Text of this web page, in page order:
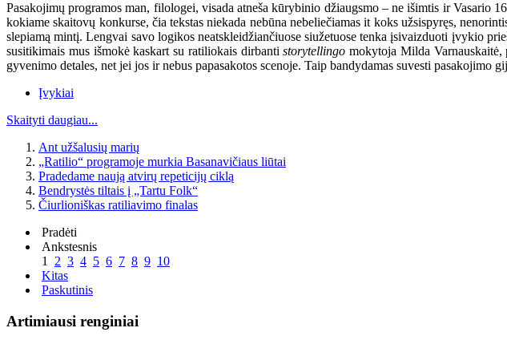
Pasakojimų programos man, filologei, visada atneša kūrybinio džiaugsmo – ne išimtis ir
kokiame skaitovų konkurse, čia tekstas niekada nebūna nebeliečiamas it koks užsispyręs,
slepiamą mintį. Lengvai savo logikos neatskleidžiančiuose siužetuose tenka įsivaizduoti įvykio
susitikimais mus išmokė kaskart su ratiliokais dirbantistorytellingo mokytoja Milda
gyvenimo detales, net jei jos ir nebus papasakotos scenoje. Taip bandydamas suvesti pasakojimo
Įvykiai
Skaityti daugiau...
Ant užšalusių marių
„Ratilio“ programoje murkia Basanavičiaus liūtai
Pradedame naują atvirų repeticijų ciklą
Bendrystės tiltais į „Tartu Folk“
Čiurlioniškas ratiliavimo finalas
Pradėti
Ankstesnis
1 2 3 4 5 6 7 8 9 10
Kitas
Paskutinis
Artimiausi renginiai